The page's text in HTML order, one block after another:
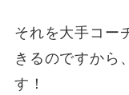
それを大手コー
きるのですから
す！